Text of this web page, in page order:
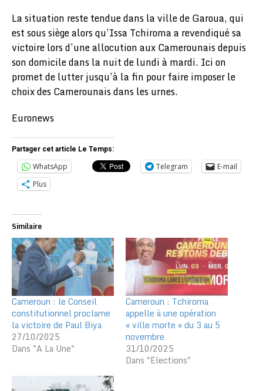
La situation reste tendue dans la ville de Garoua, qui
est sous siège alors qu’Issa Tchiroma a revendiqué sa
victoire lors d’une allocution aux Camerounais depuis
son domicile dans la nuit de lundi à mardi. Ici on
promet de lutter jusqu’à la fin pour faire imposer le
choix des Camerounais dans les urnes.
Euronews
Partager cet article Le Temps:
WhatsApp Telegram
E-mail
Plus
Similaire
Cameroun : le Conseil
constitutionnel proclame
la victoire de Paul Biya
27/10/2025
Dans "A La Une"
Cameroun : Tchiroma
appelle à une opération
« ville morte » du 3 au 5
novembre
31/10/2025
Dans "Elections"